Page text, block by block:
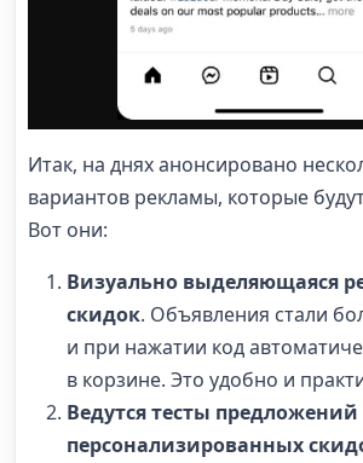
Итак, на днях анонсировано
вариантов рекламы, которые
Вот они:
Визуально выделяющаяся
скидок. Объявления стали
и при нажатии код
в корзине. Это удобно и
Ведутся тесты
персонализированных